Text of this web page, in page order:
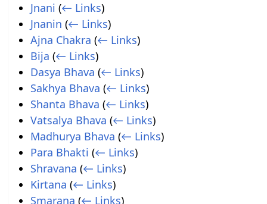
Jnani (← Links)
Jnanin (← Links)
Ajna Chakra (← Links)
Bija (← Links)
Dasya Bhava (← Links)
Sakhya Bhava (← Links)
Shanta Bhava (← Links)
Vatsalya Bhava (← Links)
Madhurya Bhava (← Links)
Para Bhakti (← Links)
Shravana (← Links)
Kirtana (← Links)
Smarana (← Links)